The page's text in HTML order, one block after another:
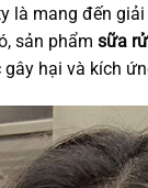
là mang đến
sản phẩm sữa
hại và kích